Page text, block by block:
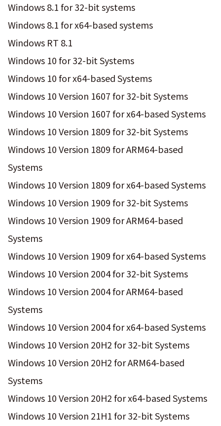
Windows 8.1 for 32-bit systems
Windows 8.1 for x64-based systems
Windows RT 8.1
Windows 10 for 32-bit Systems
Windows 10 for x64-based Systems
Windows 10 Version 1607 for 32-bit Systems
Windows 10 Version 1607 for x64-based Systems
Windows 10 Version 1809 for 32-bit Systems
Windows 10 Version 1809 for ARM64-based
Systems
Windows 10 Version 1809 for x64-based Systems
Windows 10 Version 1909 for 32-bit Systems
Windows 10 Version 1909 for ARM64-based
Systems
Windows 10 Version 1909 for x64-based Systems
Windows 10 Version 2004 for 32-bit Systems
Windows 10 Version 2004 for ARM64-based
Systems
Windows 10 Version 2004 for x64-based Systems
Windows 10 Version 20H2 for 32-bit Systems
Windows 10 Version 20H2 for ARM64-based
Systems
Windows 10 Version 20H2 for x64-based Systems
Windows 10 Version 21H1 for 32-bit Systems